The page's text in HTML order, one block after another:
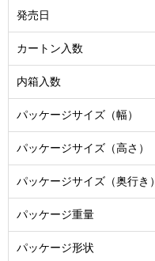
発売日
カートン入数
内箱入数
パッケージサイズ（幅）
パッケージサイズ（高さ）
パッケージサイズ（奥行き）
パッケージ重量
パッケージ形状